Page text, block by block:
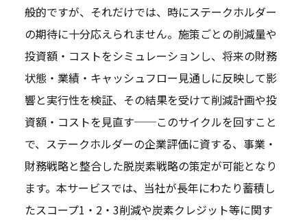
般的ですが、それだけでは、時にステークホルダー
の期待に十分応えられません。施策ごとの削減量や
投資額・コストをシミュレーションし、将来の財務
状態・業績・キャッシュフロー見通しに反映して影
響と実行性を検証、その結果を受けて削減計画や投
資額・コストを見直す──このサイクルを回すこと
で、ステークホルダーの企業評価に資する、事業・
財務戦略と整合した脱炭素戦略の策定が可能となり
ます。本サービスでは、当社が長年にわたり蓄積し
たスコープ1・2・3削減や炭素クレジット等に関す